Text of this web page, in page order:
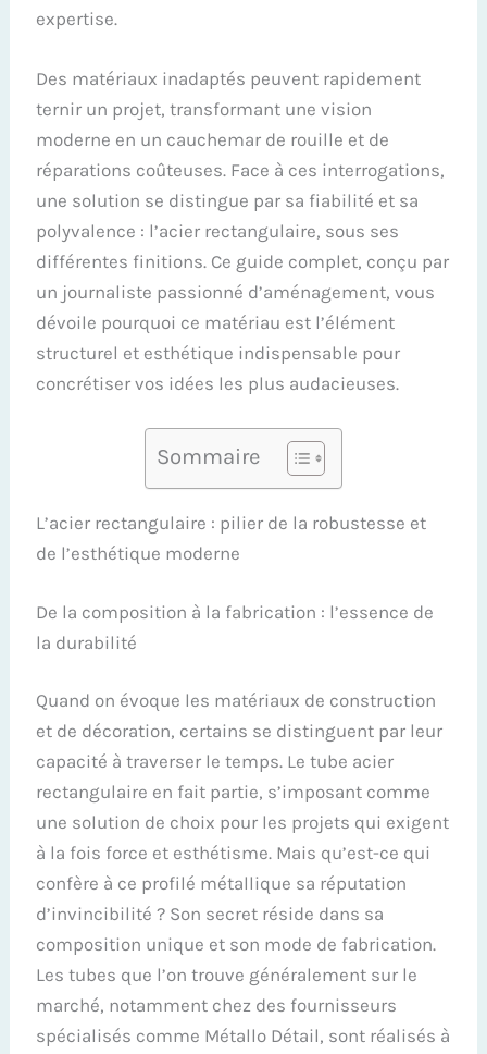
expertise.
Des matériaux inadaptés peuvent rapidement
ternir un projet, transformant une vision
moderne en un cauchemar de rouille et de
réparations coûteuses. Face à ces interrogations,
une solution se distingue par sa fiabilité et sa
polyvalence : l’acier rectangulaire, sous ses
différentes finitions. Ce guide complet, conçu par
un journaliste passionné d’aménagement, vous
dévoile pourquoi ce matériau est l’élément
structurel et esthétique indispensable pour
concrétiser vos idées les plus audacieuses.
Sommaire
L’acier rectangulaire : pilier de la robustesse et
de l’esthétique moderne
De la composition à la fabrication : l’essence de
la durabilité
Quand on évoque les matériaux de construction
et de décoration, certains se distinguent par leur
capacité à traverser le temps. Le tube acier
rectangulaire en fait partie, s’imposant comme
une solution de choix pour les projets qui exigent
à la fois force et esthétisme. Mais qu’est-ce qui
confère à ce profilé métallique sa réputation
d’invincibilité ? Son secret réside dans sa
composition unique et son mode de fabrication.
Les tubes que l’on trouve généralement sur le
marché, notamment chez des fournisseurs
spécialisés comme Métallo Détail, sont réalisés à